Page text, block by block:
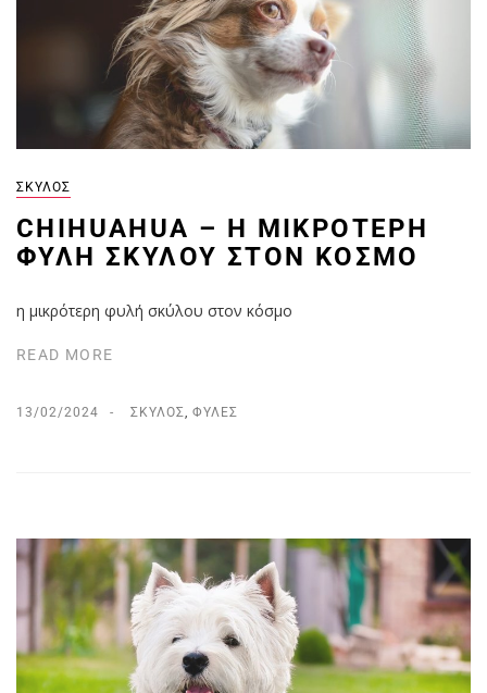
ΣΚΎΛΟΣ
CHIHUAHUA – Η ΜΙΚΡΌΤΕΡΗ
ΦΥΛΉ ΣΚΎΛΟΥ ΣΤΟΝ ΚΌΣΜΟ
η μικρότερη φυλή σκύλου στον κόσμο
READ MORE
13/02/2024 ΣΚΎΛΟΣ, ΦΥΛΈΣ